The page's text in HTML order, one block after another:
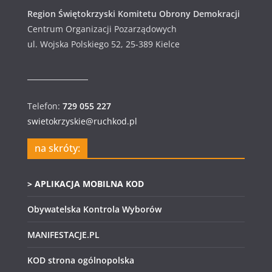
Region Świętokrzyski Komitetu Obrony Demokracji
Centrum Organizacji Pozarządowych
ul. Wojska Polskiego 52, 25-389 Kielce
Telefon: 729 055 227
swietokrzyskie@ruchkod.pl
na skróty:
> APLIKACJA MOBILNA KOD
Obywatelska Kontrola Wyborów
MANIFESTACJE.PL
KOD strona ogólnopolska